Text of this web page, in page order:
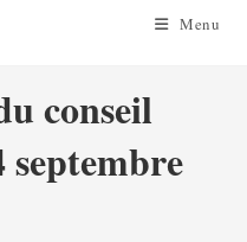
Menu
conseil